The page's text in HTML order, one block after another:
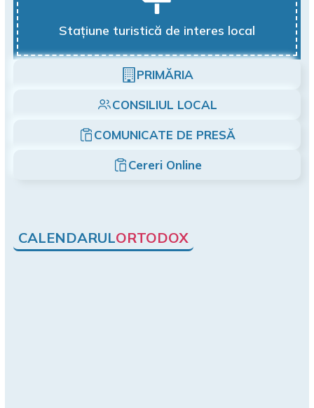
Stațiune turistică de interes local
PRIMĂRIA
CONSILIUL LOCAL
COMUNICATE DE PRESĂ
Cereri Online
CALENDARULORTODOX